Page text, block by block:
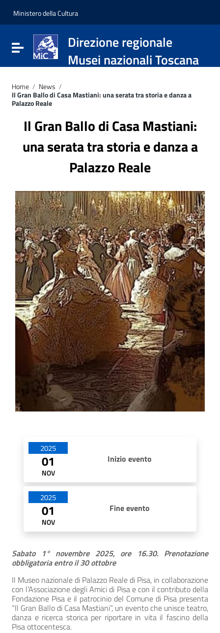
Vai al menu di navigazione
Vai al footer
Ministero della Cultura
Attiva / disattiva la navigazione
Direzione regionale
Musei nazionali Toscana
Home / News /
Il Gran Ballo di Casa Mastiani: una serata tra storia e danza a
Palazzo Reale
Il Gran Ballo di Casa Mastiani:
una serata tra storia e danza a
Palazzo Reale
Date di apertura
2025
01
NOV
Inizio evento
2025
01
NOV
Fine evento
Sabato 1° novembre 2025, ore 16.30. Prenotazione
obbligatoria entro il 30 ottobre
Il Museo nazionale di Palazzo Reale di Pisa, in collaborazione
con l’Associazione degli Amici di Pisa e con il contributo della
Fondazione Pisa e il patrocinio del Comune di Pisa presenta
“Il Gran Ballo di Casa Mastiani”, un evento che unisce teatro,
danza e ricerca storica per riportare in vita il fascino della
Pisa ottocentesca.